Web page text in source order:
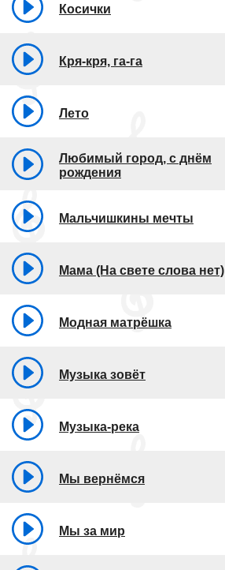
Косички
Кря-кря, га-га
Лето
Любимый город, с днём
рождения
Мальчишкины мечты
Мама (На свете слова нет)
Модная матрёшка
Музыка зовёт
Музыка-река
Мы вернёмся
Мы за мир